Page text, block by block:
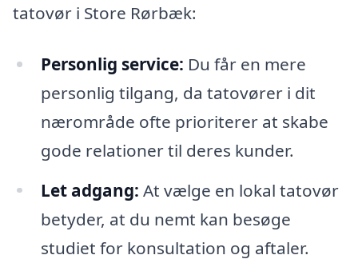
tatovør i Store Rørbæk:
Personlig service: Du får en mere
personlig tilgang, da tatovører i dit
nærområde ofte prioriterer at skabe
gode relationer til deres kunder.
Let adgang: At vælge en lokal tatovør
betyder, at du nemt kan besøge
studiet for konsultation og aftaler.